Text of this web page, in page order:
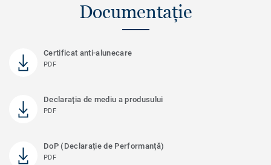
Documentație
Certificat anti-alunecare
PDF
Declarația de mediu a produsului
PDF
DoP (Declarație de Performanță)
PDF